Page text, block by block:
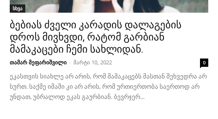
სხვა
ბებიას ძველი კარადის დალაგების
დროს მივხვდი, რატომ გარბიან
მამაკაცები ჩემი სახლიდან.
თამარ მეფარიშვილი - მარტი 10, 2022 0
ეკასთვის სიახლე არ არის, რომ მამაკაცებს მასთან შეხვედრა არ
სურთ. საქმე იმაში კი არ არის, რომ ურთიერთობა საერთოდ არ
უნდათ, უბრალოდ ეკას გაურბიან. ბევრჯერ...